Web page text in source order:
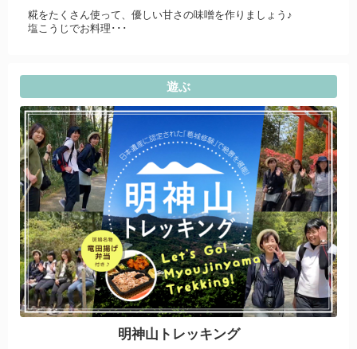
糀をたくさん使って、優しい甘さの味噌を作りましょう♪
塩こうじでお料理･･･
遊ぶ
明神山トレッキング